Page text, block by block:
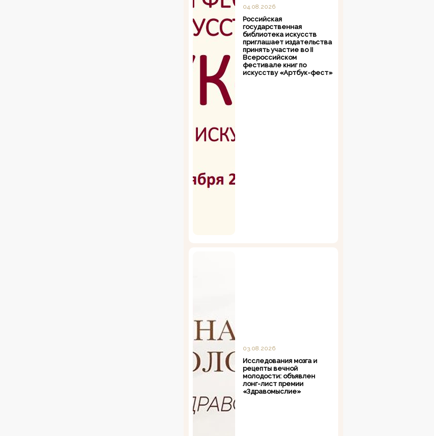
04.08.2026
Российская
государственная
библиотека искусств
приглашает издательства
принять участие во II
Всероссийском
фестивале книг по
искусству «Артбук-фест»
03.08.2026
Исследования мозга и
рецепты вечной
молодости: объявлен
лонг-лист премии
«Здравомыслие»